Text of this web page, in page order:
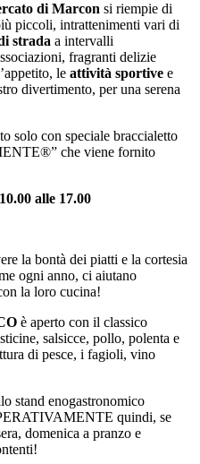
di Marcon si riempie di
piccoli, intrattenimenti vari di
strada a intervalli
fragranti delizie
le attività sportive e
divertimento, per una serena
solo con speciale braccialetto
che viene fornito
alle 17.00
la bontà dei piatti e la cortesia
ogni anno, ci aiutano
la loro cucina!
è aperto con il classico
salsicce, pollo, polenta e
di pesce, i fagioli, vino
stand enogastronomico
quindi, se
domenica a pranzo e